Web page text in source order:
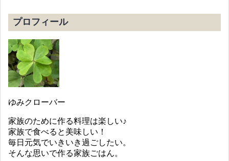
プロフィール
ゆみクローバー
家族のために作る料理は楽しい♪
家族で食べると美味しい！
毎日元気でいきいき過ごしたい。
そんな思いで作る家族ごはん。